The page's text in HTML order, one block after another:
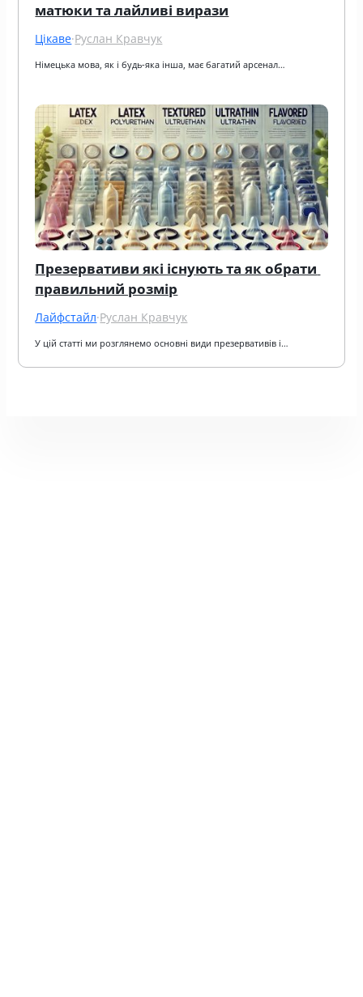
матюки та лайливі вирази
Цікаве·Руслан Кравчук
Німецька мова, як і будь-яка інша, має багатий арсенал…
Презервативи які існують та як обрати
правильний розмір
Лайфстайл·Руслан Кравчук
У цій статті ми розглянемо основні види презервативів і…